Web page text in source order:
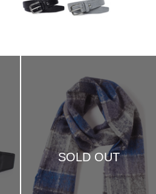
SOLD OUT